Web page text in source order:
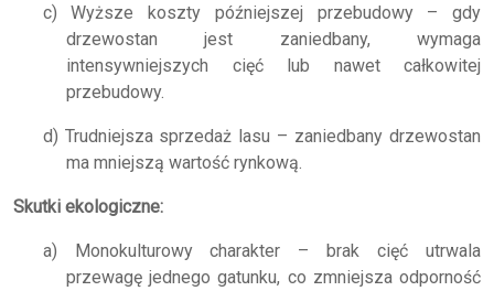
c) Wyższe koszty późniejszej przebudowy – gdy
drzewostan jest zaniedbany, wymaga
intensywniejszych cięć lub nawet całkowitej
przebudowy.
d) Trudniejsza sprzedaż lasu – zaniedbany drzewostan
ma mniejszą wartość rynkową.
Skutki ekologiczne:
a) Monokulturowy charakter – brak cięć utrwala
przewagę jednego gatunku, co zmniejsza odporność